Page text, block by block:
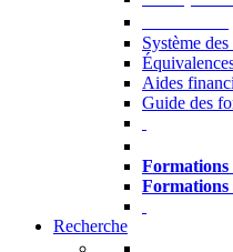
Système
Aides
Guide des
Formations
Formations
Recherche